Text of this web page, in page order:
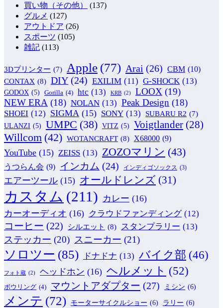
買い物（その他）
(137)
グルメ (127)
アウトドア (26)
スポーツ (105)
雑記 (113)
3Dプリンター (7) Apple (77) Arai (26) CBM (10)
CONTAX (8) DIY (24) EXILIM (11) G-SHOCK (13)
GODOX (5) Gorilla (4) htc (13) KRB (2) LOOX (19)
NEW ERA (18) NOLAN (13) Peak Design (18)
SHOEI (12) SIGMA (15) SONY (13) SUBARU R2 (7)
ULANZI (5) UMPC (38) VITZ (5) Voigtlander (28)
Willcom (42) WOTANCRAFT (8) X68000 (9)
YouTube (15) ZEISS (13) ZOZOマリン (43)
うつらん会 (9) インカム (24) インディゴソックス (3)
エアーツール (15) オールドレンズ (31)
カスタム (211) カレー (16)
カーオーディオ (16) クラウドファンディング (12)
コーヒー (22) シルエット (8) スタンプラリー (13)
ステッカー (20) スニーカー (21)
ソロツー (85) ドナドナ (13) バイク部 (46)
フォト蔵 (2) ヘッドホン (16) ヘルメット (52)
ボウリング (4) マウントアダプター (27) ミシン (6)
メンテ (72) モーターサイクルショー (6) ラリー (6)